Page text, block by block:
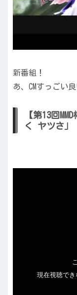
新番組！
あ、CMすっごい
【第13回
く ヤツさ」